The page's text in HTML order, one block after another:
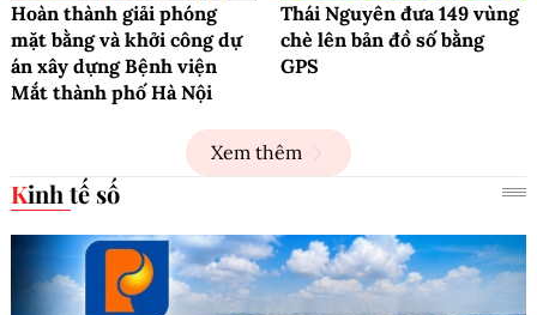
Hoàn thành giải phóng
mặt bằng và khởi công dự
án xây dựng Bệnh viện
Mắt thành phố Hà Nội
Thái Nguyên đưa 149 vùng
chè lên bản đồ số bằng
GPS
Xem thêm
Kinh tế số